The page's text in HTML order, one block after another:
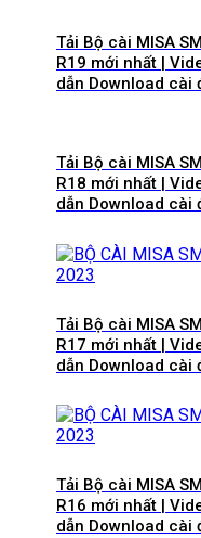
Tải Bộ cài MISA
R19 mới nhất |
dẫn Download cài
Tải Bộ cài MISA
R18 mới nhất |
dẫn Download cài
Tải Bộ cài MISA
R17 mới nhất |
dẫn Download cài
Tải Bộ cài MISA
R16 mới nhất |
dẫn Download cài